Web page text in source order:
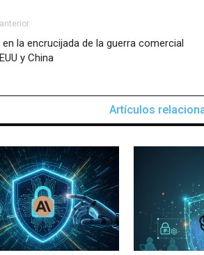
en la encrucijada de la guerra comercial
y China
Artículos